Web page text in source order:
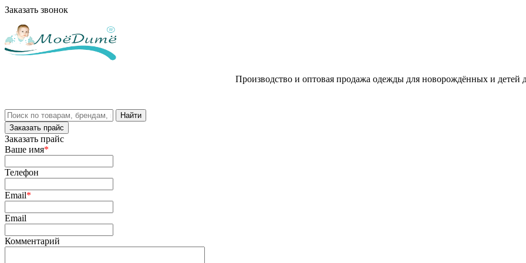
Заказать звонок
Производство и оптовая продажа одежды для новорождённых и детей
Заказать прайс
Заказать прайс
Ваше имя*
Телефон
Email*
Email
Комментарий